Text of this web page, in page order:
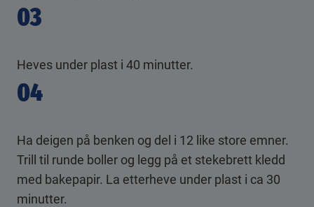
03
Heves under plast i 40 minutter.
04
Ha deigen på benken og del i 12 like store emner.
Trill til runde boller og legg på et stekebrett kledd
med bakepapir. La etterheve under plast i ca 30
minutter.